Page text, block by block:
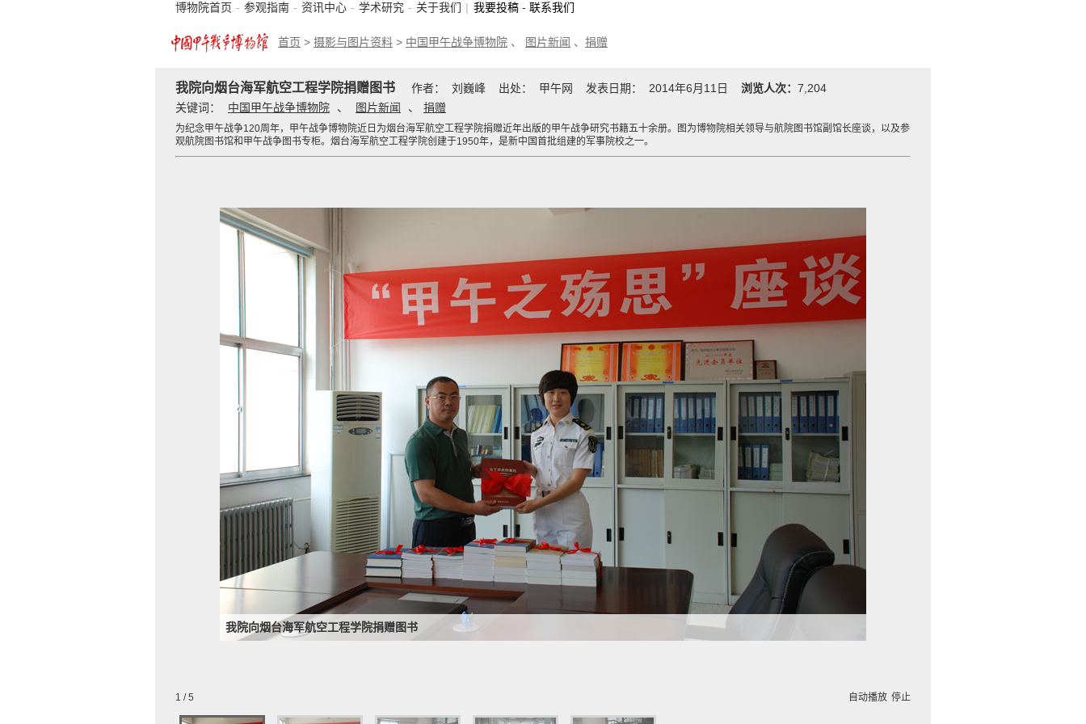
博物院首页 - 参观指南 - 资讯中心 - 学术研究 - 关于我们 | 我要投稿 - 联系我们
首页 > 摄影与图片资料 > 中国甲午战争博物院 、 图片新闻 、 捐赠
我院向烟台海军航空工程学院捐赠图书 作者： 刘巍峰 出处： 甲午网 发表日期： 2014年6月11日 浏览人次： 7,204
关键词：
中国甲午战争博物院 、 图片新闻 、 捐赠
为纪念甲午战争120周年，甲午战争博物院近日为烟台海军航空工程学院捐赠近年出版的甲午战争研究书籍五十余册。图为博物院相关领导与航院图书馆副馆长座谈，以及参
观航院图书馆和甲午战争图书专柜。烟台海军航空工程学院创建于1950年，是新中国首批组建的军事院校之一。
我院向烟台海军航空工程学院捐赠图书
1 / 5 自动播放 停止